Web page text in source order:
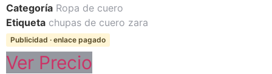
Categoría Ropa de cuero
Etiqueta chupas de cuero zara
Publicidad · enlace pagado
Ver Precio